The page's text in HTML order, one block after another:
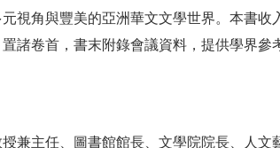
視角與豐美的亞洲華文文學世界。本書收
諸卷首，書末附錄會議資料，提供學界參
兼主任、圖書館館長、文學院院長、人文